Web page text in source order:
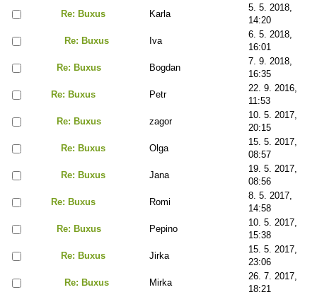
Re: Buxus
Karla
5. 5. 2018,
14:20
Re: Buxus
Iva
6. 5. 2018,
16:01
Re: Buxus
Bogdan
7. 9. 2018,
16:35
Re: Buxus
Petr
22. 9. 2016,
11:53
Re: Buxus
zagor
10. 5. 2017,
20:15
Re: Buxus
Olga
15. 5. 2017,
08:57
Re: Buxus
Jana
19. 5. 2017,
08:56
Re: Buxus
Romi
8. 5. 2017,
14:58
Re: Buxus
Pepino
10. 5. 2017,
15:38
Re: Buxus
Jirka
15. 5. 2017,
23:06
Re: Buxus
Mirka
26. 7. 2017,
18:21